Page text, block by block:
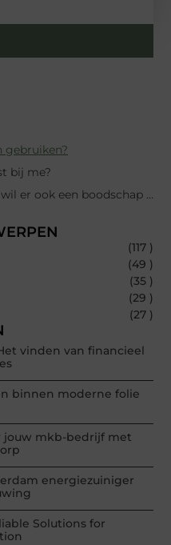
gebruiken?
bij me?
Gebruik je de step sportief of wil er ook een boodschap mee kunnen doen?
(117 )
(49 )
(35 )
(29 )
(27 )
vinden van financieel
binnen moderne folie
jouw mkb-bedrijf met
energiezuiniger
Solutions for